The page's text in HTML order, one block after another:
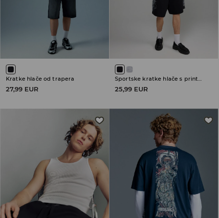
Kratke hlače od trapera
27,99 EUR
Sportske kratke hlače s printom
25,99 EUR